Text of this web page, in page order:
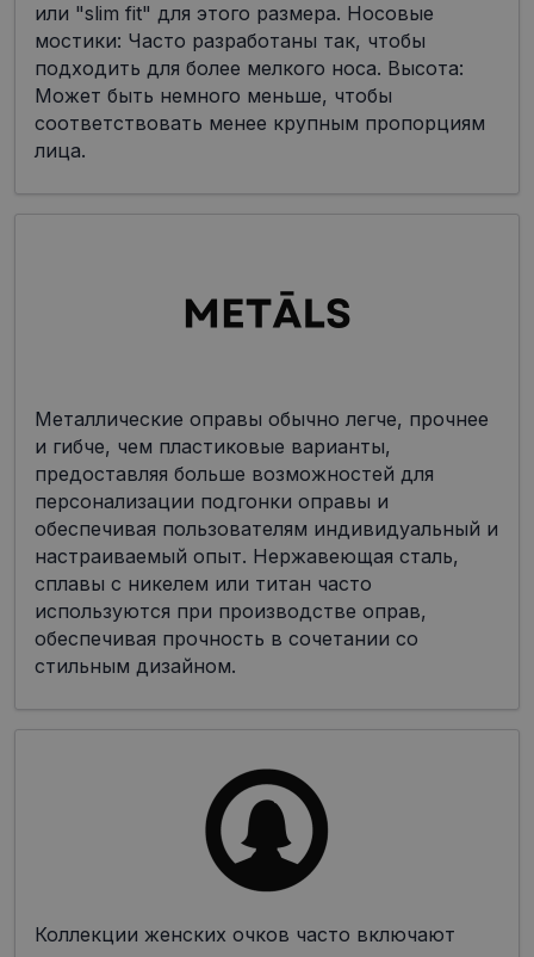
или "slim fit" для этого размера. Носовые
мостики: Часто разработаны так, чтобы
подходить для более мелкого носа. Высота:
Может быть немного меньше, чтобы
соответствовать менее крупным пропорциям
лица.
Металлические оправы обычно легче, прочнее
и гибче, чем пластиковые варианты,
предоставляя больше возможностей для
персонализации подгонки оправы и
обеспечивая пользователям индивидуальный и
настраиваемый опыт. Нержавеющая сталь,
сплавы с никелем или титан часто
используются при производстве оправ,
обеспечивая прочность в сочетании со
стильным дизайном.
Коллекции женских очков часто включают